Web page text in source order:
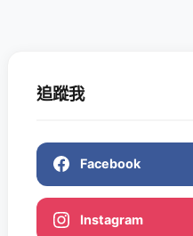
追蹤我
Facebook
Instagram